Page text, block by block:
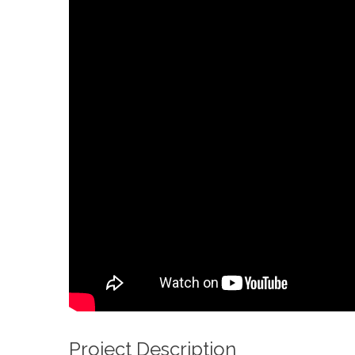
Project Description